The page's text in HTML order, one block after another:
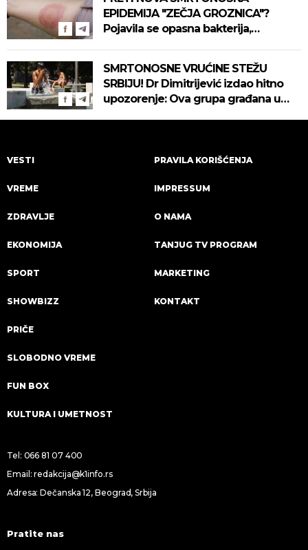
EPIDEMIJA "ZEČJA GROZNICA"?
Pojavila se opasna bakterija,
SMRTONOSNE VRUĆINE STEŽU
SRBIJU! Dr Dimitrijević izdao hitno
upozorenje: Ova grupa građana u
VESTI
VREME
ZDRAVLJE
EKONOMIJA
SPORT
SHOWBIZZ
PRIČE
SLOBODNO VREME
FUN BOX
KULTURA I UMETNOST
PRAVILA KORIŠĆENJA
IMPRESSUM
O NAMA
TANJUG TV PROGRAM
MARKETING
KONTAKT
Tel: 066 81 07 400
Email:redakcija@k1info.rs
Adresa: Dečanska 12, Beograd, Srbija
Pratite nas